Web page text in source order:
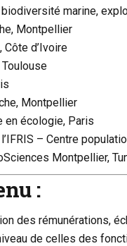
marine,
Montpellier
d’Ivoire
Toulouse
Montpellier
en écologie, Paris
– Centre
Montpellier,
:
des rémunérations,
de celles des